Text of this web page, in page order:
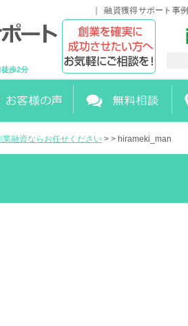
歩2分
融資獲得サポート事例
融資ならお任せください > > hirameki_man